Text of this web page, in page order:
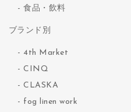
食品・飲料
ブランド別
4th Market
CINQ
CLASKA
fog linen work